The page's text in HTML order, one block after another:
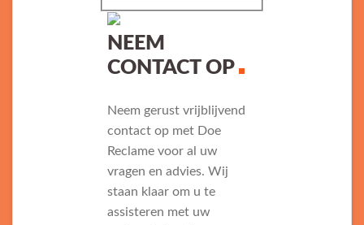
NEEM
CONTACT OP
Neem gerust vrijblijvend
contact op met Doe
Reclame voor al uw
vragen en advies. Wij
staan klaar om u te
assisteren met uw